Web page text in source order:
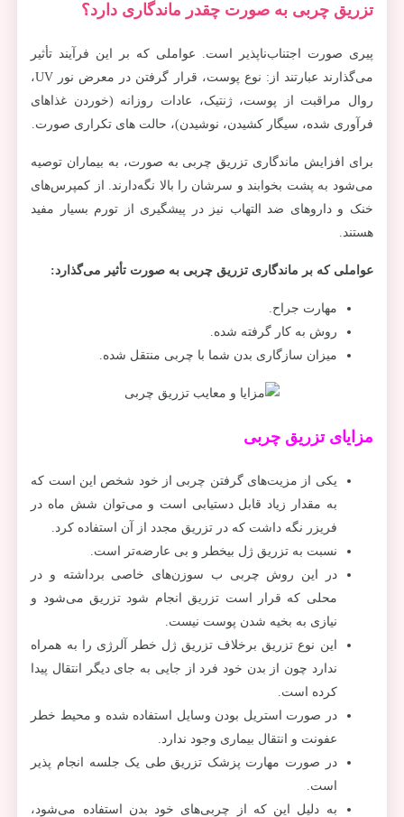
تزریق چربی به صورت چقدر ماندگاری دارد؟
پیری صورت اجتناب‌ناپذیر است. عواملی که بر این فرآیند تأثیر
می‌گذارند عبارتند از: نوع پوست، قرار گرفتن در معرض نور UV،
روال مراقبت از پوست،‌ ژنتیک، عادات روزانه (خوردن غذاهای
فرآوری شده، سیگار کشیدن، نوشیدن)، حالت های تکراری صورت.
برای افزایش ماندگاری تزریق چربی به صورت، به بیماران توصیه
می‌شود به پشت بخوابند و سرشان را بالا نگه‌دارند. از کمپرس‌های
خنک و داروهای ضد التهاب نیز در پیشگیری از تورم بسیار مفید
هستند.
عواملی که بر ماندگاری تزریق چربی به صورت تأثیر می‌گذارد:
مهارت جراح.
روش به کار گرفته شده.
میزان سازگاری بدن شما با چربی منتقل شده.
مزایای تزریق چربی
یکی از مزیت‌‎های گرفتن چربی از خود شخص این است که
به مقدار زیاد قابل دستیابی است و می‌توان شش ماه در
فریزر نگه داشت که در تزریق مجدد از آن استفاده کرد.
نسبت به تزریق ژل بی‎خطر و بی عارضه‌تر است.
در این روش چربی ب سوزن‌های خاصی برداشته و در
محلی که قرار است تزریق انجام شود تزریق می‌شود و
نیازی به بخیه شدن پوست نیست.
این نوع تزریق برخلاف تزریق ژل خطر آلرژی را به همراه
ندارد چون از بدن خود فرد از جایی به جای دیگر انتقال پیدا
کرده است.
در صورت استریل بودن وسایل استفاده شده و محیط خطر
عفونت و انتقال بیماری وجود ندارد.
در صورت مهارت پزشک تزریق طی یک جلسه انجام پذیر
است.
به دلیل این که از چربی‌های خود بدن استفاده می‌شود،